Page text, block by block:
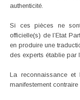
authenticité.
Si ces pièces ne
officielle(s) de l’Etat
en produire une
des experts établie par
La reconnaissance et
manifestement